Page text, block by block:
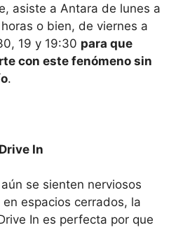
asiste a Antara de lunes a
o bien, de viernes a
19 y 19:30 para que
con este fenómeno sin
.
In
se sienten nerviosos
espacios cerrados, la
In es perfecta por que